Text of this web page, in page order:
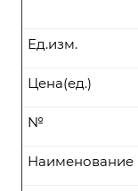
Ед.изм.
Цена(ед.)
№
Наименование